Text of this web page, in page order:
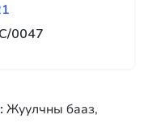
0047
Жуулчны бааз,